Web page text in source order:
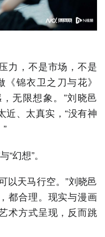
力，不是市场，不是
锦衣卫之刀与花》
无限想象。”刘晓邑
近、太真实，“没有神
幻想”。
以天马行空。”刘晓邑
都合理。现实与漫画
术方式呈现，反而跳